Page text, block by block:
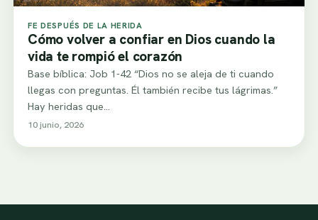
FE DESPUÉS DE LA HERIDA
Cómo volver a confiar en Dios cuando la
vida te rompió el corazón
Base bíblica: Job 1-42 “Dios no se aleja de ti cuando
llegas con preguntas. Él también recibe tus lágrimas.”
Hay heridas que…
10 junio, 2026